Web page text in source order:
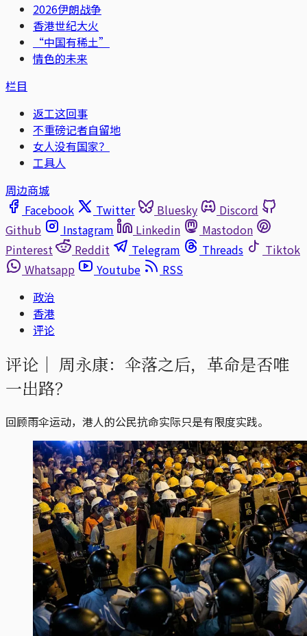
2026伊朗战争
香港世纪大火
“中国有稀土”
情色的未来
栏目
返工这回事
不重磅记者自留地
女人没有国家？
工具人
周边商城
Facebook
Twitter Bluesky
Discord
Github
Instagram Linkedin
Mastodon
Pinterest
Reddit Telegram Threads
Tiktok
Whatsapp
Youtube
RSS
政治
香港
评论
评论｜ 周永康：伞落之后，革命是否唯
一出路？
回顾雨伞运动，港人的公民抗命实际只是有限度实践。